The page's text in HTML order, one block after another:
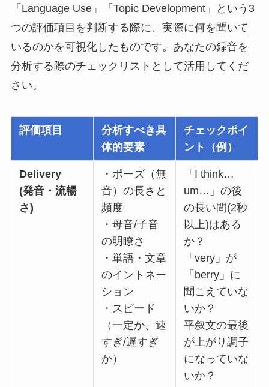
「Language Use」「Topic Development」という3
つの評価項目を判断する際に、実際に何を聞いて
いるのかを可視化したものです。あなたの録音を
分析する際のチェックリストとして活用してくだ
さい。
評価項目
分析すべき具
体的要素
チェックポイ
ント（例）
Delivery
(発音・流暢
さ)
・ポーズ（無
音）の長さと
頻度
・母音/子音
の明瞭さ
・単語・文章
のイントネー
ション
・スピード
（一定か、速
すぎ/遅すぎ
か）
「I think…
um…」の後
の長い間(2秒
以上)はある
か？
「very」が
「berry」に
聞こえていな
いか？
平叙文の最後
が上がり調子
になっていな
いか？